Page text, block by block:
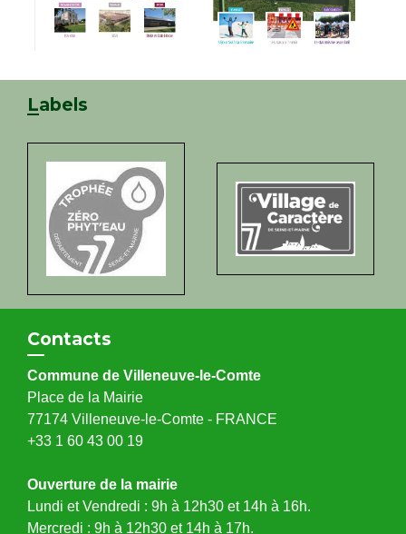
Labels
Contacts
Commune de Villeneuve-le-Comte
Place de la Mairie
77174 Villeneuve-le-Comte - FRANCE
+33 1 60 43 00 19
Ouverture de la mairie
Lundi et Vendredi : 9h à 12h30 et 14h à 16h.
Mercredi : 9h à 12h30 et 14h à 17h.